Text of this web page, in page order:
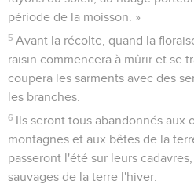
pouvez-vous oser dire au
Où sont-ils donc, tes sages ?
révélations et que l'on découvre
maître de l’univers, a prise contre
Les princes de Tsoan font
Memphis se bercent d'illusions,
14 L'Eternel a déversé au milieu